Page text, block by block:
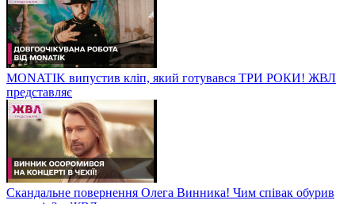
MONATIK випустив кліп, який готувався ТРИ РОКИ! ЖВЛ
представляє
Скандальне повернення Олега Винника! Чим співак обурив